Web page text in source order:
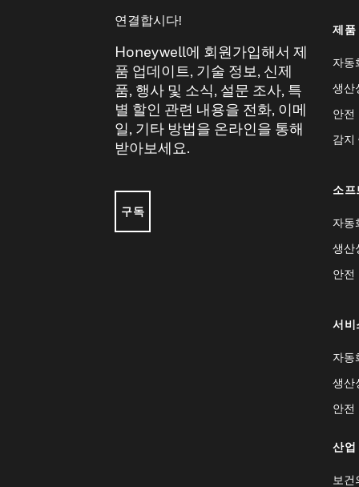
연결합시다!
Honeywell에 회원가입해서 제
품 업데이트, 기술 정보, 신제
품, 행사 및 소식, 설문 조사, 특
별 할인 관련 내용을 전화, 이메
일, 기타 방법을 온라인을 통해
받아보세요.
구독
제품
자동
생산
안전
감지
소프
자동
생산
안전
서비
자동
생산
안전
산업
보건